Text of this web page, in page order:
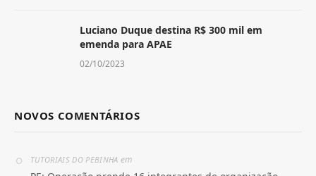
Luciano Duque destina R$ 300 mil em
emenda para APAE
02/10/2023
NOVOS COMENTÁRIOS
TUTORIAIS DO PEBINHA em